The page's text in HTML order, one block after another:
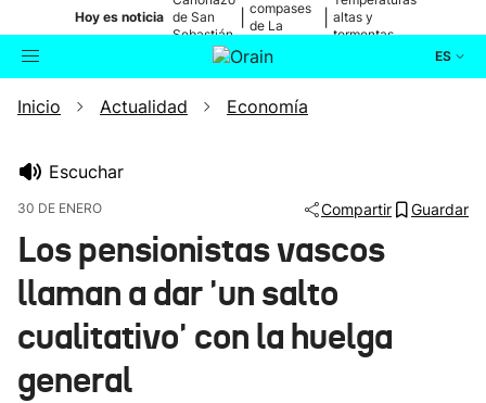
Hoy es noticia de San
Sebastián
compases
de La
altas y
tormentas
ES
Buscador Actualidad
Ikusmiran
Eguraldia
Inicio Actualidad Economía
Escuchar
30 DE ENERO Compartir Guardar
Los pensionistas vascos
llaman a dar 'un salto
cualitativo' con la huelga
general